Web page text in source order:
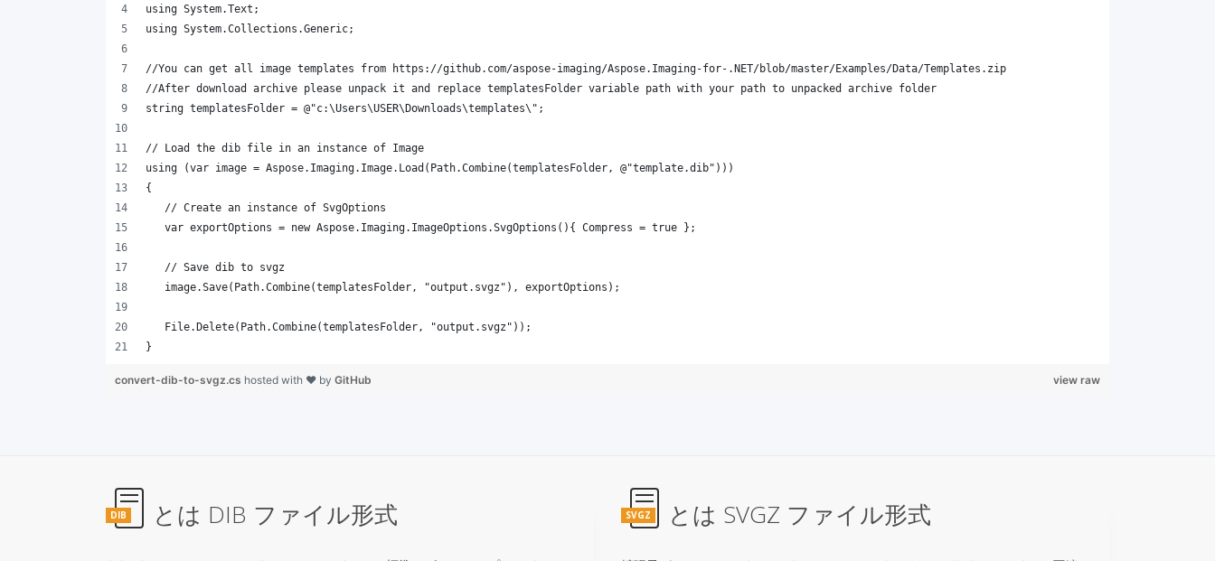
}
view raw
convert-dib-to-svgz.cs hosted with ❤ by GitHub
DIB とは DIB ファイル形式 SVGZ とは SVGZ ファイル形式